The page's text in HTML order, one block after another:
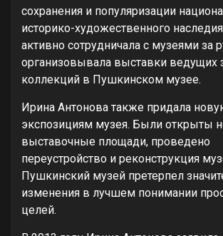
сохранения и популяризации
историко-художественного
активно сотрудничала с музеями за
организовывала выставки ведущих
коллекций в Пушкинском музее.
Ирина Антонова также придала
экспозициям музея. Были открыты
выставочные площади, проведено
переустройство и реконструкция
Пушкинский музей претерпел
изменения в лучшем понимании
целей.